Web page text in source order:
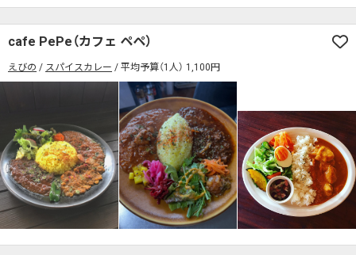
カード決済可 電子マネー決済可
#本日のカレー見た！で特典あり
検索する
キッズメニューあり ポイント貯まる・使える
電子マネー決済可
#本日のカレー見た！で特典あり
検索する
cafe PePe（カフェ ペペ）
えびの スパイスカレー 平均予算（1人） 1,100円